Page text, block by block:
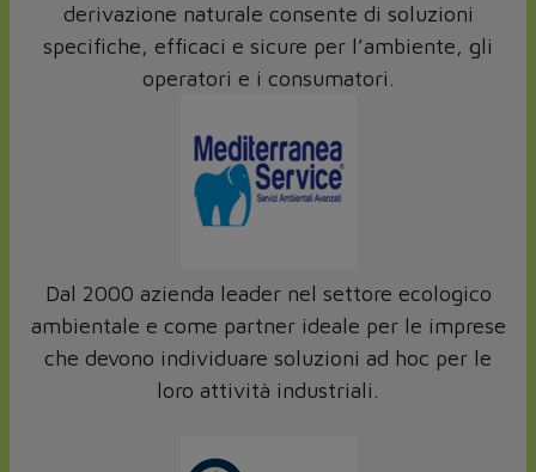
derivazione naturale consente di soluzioni
specifiche, efficaci e sicure per l’ambiente, gli
operatori e i consumatori.
Dal 2000 azienda leader nel settore ecologico
ambientale e come partner ideale per le imprese
che devono individuare soluzioni ad hoc per le
loro attività industriali.